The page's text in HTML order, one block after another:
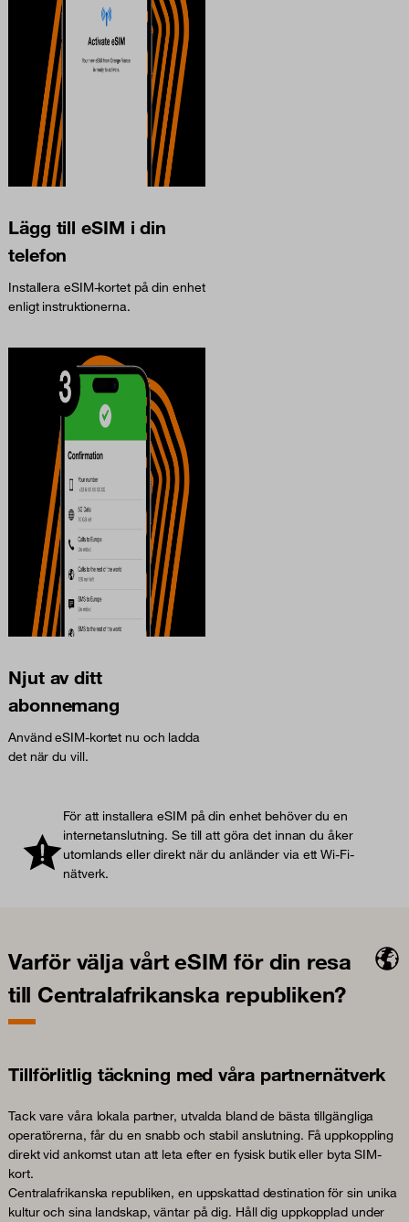
Lägg till eSIM i din
telefon
Installera eSIM-kortet på din enhet
enligt instruktionerna.
Njut av ditt
abonnemang
Använd eSIM-kortet nu och ladda
det när du vill.
För att installera eSIM på din enhet behöver du en
internetanslutning. Se till att göra det innan du åker
utomlands eller direkt när du anländer via ett Wi-Fi-
nätverk.
Varför välja vårt eSIM för din resa
till Centralafrikanska republiken?
Tillförlitlig täckning med våra partnernätverk
Tack vare våra lokala partner, utvalda bland de bästa tillgängliga
operatörerna, får du en snabb och stabil anslutning. Få uppkoppling
direkt vid ankomst utan att leta efter en fysisk butik eller byta SIM-
kort.
Centralafrikanska republiken, en uppskattad destination för sin unika
kultur och sina landskap, väntar på dig. Håll dig uppkopplad under